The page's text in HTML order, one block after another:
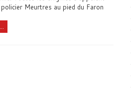
Meurtres au pied du Faron